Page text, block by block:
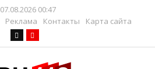
07.08.2026 00:47
Реклама Контакты Карта сайта